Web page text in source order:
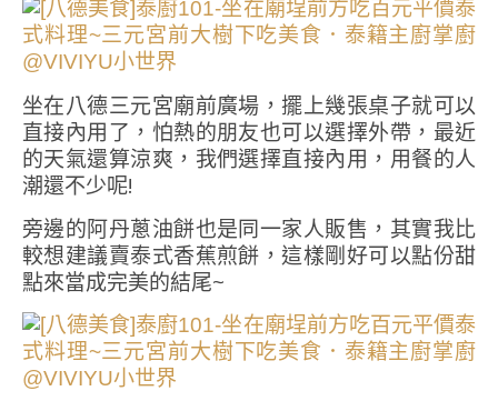
坐在八德三元宮廟前廣場，擺上幾張桌子就可以
直接內用了，怕熱的朋友也可以選擇外帶，最近
的天氣還算涼爽，我們選擇直接內用，用餐的人
潮還不少呢!
旁邊的阿丹蔥油餅也是同一家人販售，其實我比
較想建議賣泰式香蕉煎餅，這樣剛好可以點份甜
點來當成完美的結尾~